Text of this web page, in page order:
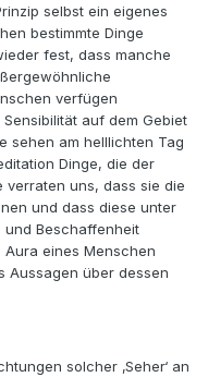
selbst ein eigenes
bestimmte Dinge
fest, dass manche
verfügen
auf dem Gebiet
sehen am helllichten Tag
Dinge, die der
verraten uns, dass sie die
und dass diese unter
und Beschaffenheit
eines Menschen
Aussagen über dessen
solcher ‚Seher‘ an